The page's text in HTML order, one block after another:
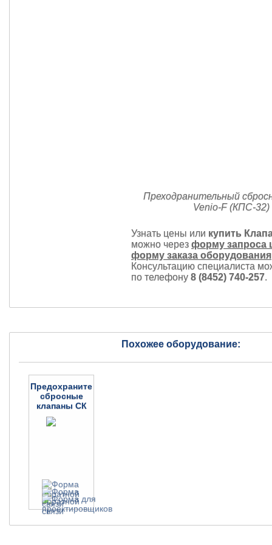
Преходранительный
Venio-F (КПС-32)
Узнать цены или купить
можно через форму запроса
форму заказа оборудования
Консультацию специалиста
по телефону 8 (8452) 740-257.
Похожее оборудование:
Предохранительно-
сбросные
клапаны СК